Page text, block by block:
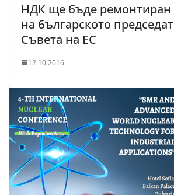
НДК ще бъде ремонтиран
на българското
Съвета на ЕС
12.10.2016